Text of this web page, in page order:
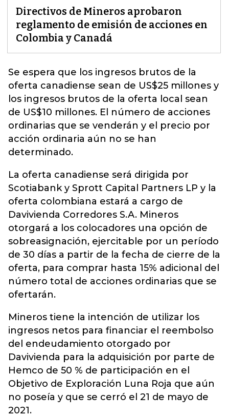
Directivos de Mineros aprobaron
reglamento de emisión de acciones en
Colombia y Canadá
Se espera que los ingresos brutos de la
oferta canadiense sean de US$25 millones y
los ingresos brutos de la oferta local sean
de US$10 millones. El número de acciones
ordinarias que se venderán y el precio por
acción ordinaria aún no se han
determinado.
La oferta canadiense será dirigida por
Scotiabank y Sprott Capital Partners LP y la
oferta colombiana estará a cargo de
Davivienda Corredores S.A. Mineros
otorgará a los colocadores una opción de
sobreasignación, ejercitable por un período
de 30 días a partir de la fecha de cierre de la
oferta, para comprar hasta 15% adicional del
número total de acciones ordinarias que se
ofertarán.
Mineros tiene la intención de utilizar los
ingresos netos para financiar el reembolso
del endeudamiento otorgado por
Davivienda para la adquisición por parte de
Hemco de 50 % de participación en el
Objetivo de Exploración Luna Roja que aún
no poseía y que se cerró el 21 de mayo de
2021.